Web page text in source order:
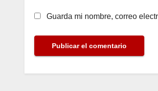
Guarda mi nombre, correo